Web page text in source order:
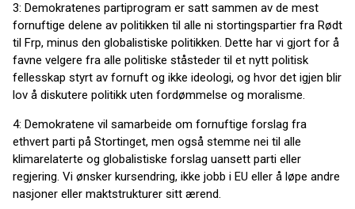
3: Demokratenes partiprogram er satt sammen av de mest
fornuftige delene av politikken til alle ni stortingspartier fra Rødt
til Frp, minus den globalistiske politikken. Dette har vi gjort for å
favne velgere fra alle politiske ståsteder til et nytt politisk
fellesskap styrt av fornuft og ikke ideologi, og hvor det igjen blir
lov å diskutere politikk uten fordømmelse og moralisme.
4: Demokratene vil samarbeide om fornuftige forslag fra
ethvert parti på Stortinget, men også stemme nei til alle
klimarelaterte og globalistiske forslag uansett parti eller
regjering. Vi ønsker kursendring, ikke jobb i EU eller å løpe andre
nasjoner eller maktstrukturer sitt ærend.